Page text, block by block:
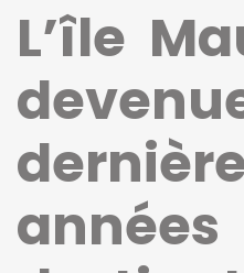
L’île